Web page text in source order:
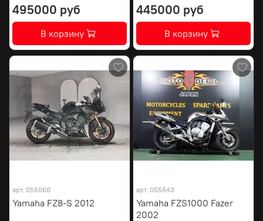
495000 руб
В корзину
445000 руб
В корзину
арт. 056060
Yamaha FZ8-S 2012
арт. 055643
Yamaha FZS1000 Fazer
2002